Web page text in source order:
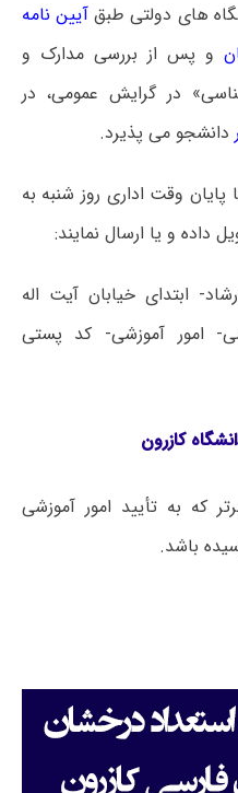
های دولتی طبقآیین نامه
و پس از بررسی مدارک و
در گرایش عمومی، در
دانشجو می پذیرد.
پایان وقت اداری روز شنبه به
داده و یا ارسال نمایند:
ابتدای خیابان آیت اله
امور آموزشی- کد پستی
که به تأیید امور آموزشی
باشد.